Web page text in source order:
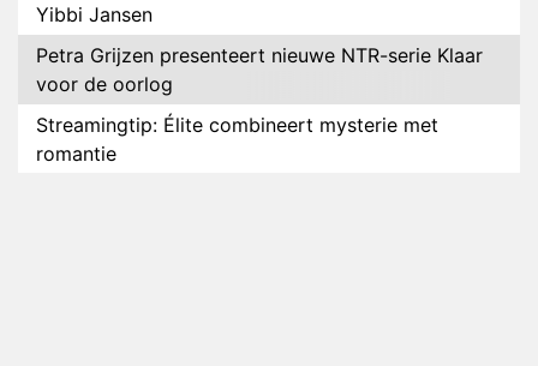
Yibbi Jansen
Petra Grijzen presenteert nieuwe NTR-serie Klaar
voor de oorlog
Streamingtip: Élite combineert mysterie met
romantie